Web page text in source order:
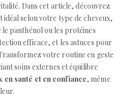
Dans cet article, découvrez
selon votre type de cheveux,
le panthénol ou les protéines
efficace, et les astuces pour
votre routine en geste
soins externes et équilibre
en santé et en confiance, même